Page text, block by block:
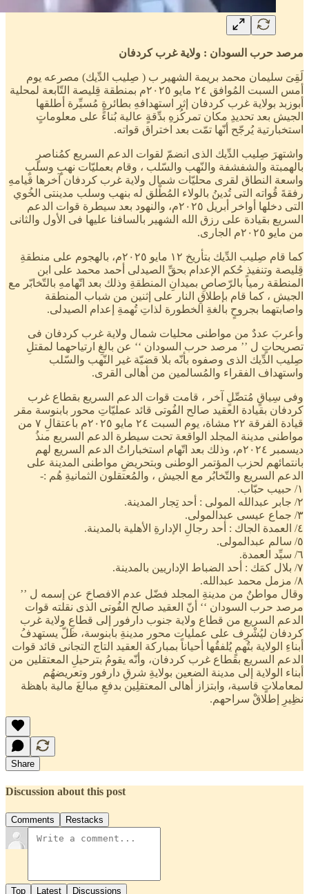
مرصد حرب السودان : ولاية غرب كردفان
لَقِىَ سليمان محمد بريمة الشهير ب ( صِليب الدِّيك) مصرعه يوم
أمس السبت المُوافق ٢٤ مايو ٢٠٢٥م بمنطقة قِليصة التّابعة لمحلية
أبوزبد بولاية غرب كردفان إثر استهدافهِ بطائرةٍ مُسيِّرة أطلقها
الجيش بعد تحديدِ مكان تمركُزهِ بدِّقةٍ عالية بُناءً على معلوماتٍ
استخبارتية يُرجّح أنّها تمّت بعد اختراق قواته.
واشتهرَ صِليب الدِّيك الذى انضمّ لقوات الدعم السريع كمُناصرٍ
بالهمبتة والشفشفة والنّهب والسّلب ، وقام بعمليّات نهبٍ وسلبٍ
واسعة النطاق لقرى محليّات شمال ولاية غرب كردفان آخرها قيامهِ
رفقةَ قُواته التى تُدينُ بالولاء المُطْلق له بنهب وسلب مدينتى الخُوي
التى دخلها أواخر أبريل ٢٠٢٥م، والنهود بعد سيطرة قوات الدعم
السريع بقيادة على رزق الله الشهير بالسافنا عليها فى الأول والثانى
من مايو ٢٠٢٥م الجارى.
كما قام صِليب الدِّيك بتأريخ ١٢ مايو ٢٠٢٥م، بالهجوم على منطقةِ
قِليصة وتنفيذ حُكم الإعدام بحقِّ الصيدلى أحمد محمد على ابن
المنطقة رمياً بالرّصاصِ بميدانِ المنطقةِ وذلك بعد اتّهامهِ بالتّخابّر مع
الجيش ، كما قام بإطلاقِ النار على إثنين من شباب المنطقة
واصابتهما بجروحٍ بالغةِ الخطورة لذاتِ تُهمةِ إعدام الصيدلى.
وأعربَ عددٌ من مواطنى محليات شمال ولاية غرب كردفان فى
تصريحاتٍ ل ’’ مرصد حرب السودان ‘‘ عن بالغِ ارتياحهما لمقتلِ
صِليب الدِّيك الذى وصفوه بأنّه بلا قضيّة غير النّهب والسّلب
واستهداف الفقراء والمُسالمين من أهالى القرى.
وفى سِياقٍ مُتصِّلٍ آخر ، قامت قوات الدعم السريع بقطاع غرب
كردفان بقيادة العقيد صالح الفُوتى قائد عمليّاتِ محور بابنوسة مقر
قيادة الفرقة ٢٢ مشاة، يوم السبت ٢٤ مايو ٢٠٢٥م باعتقالِ ٧ من
مواطنى مدينة المجلد الواقعة تحت سيطرة الدعم السريع منذُ
ديسمبر ٢٠٢٤م، وذلك بعد اتّهام استخباراتُ الدعم السريع لهم
بانتمائهم لحزب المؤتمر الوطنى وبتحريضِ مواطنى المدينة على
الدعم السريع والتّخابُر مع الجيش ، والمُعتقلون الثمانيةِ هُم :-
١/ حبيب حبّاب.
٢/ جابر عبدالله المولى : أحد تِجار المدينة.
٣/ جماع عيسى عبدالمولى.
٤/ العمدة الجاك : أحد رجالِ الإدارةِ الأهلية بالمدينة.
٥/ سالم عبدالمولى.
٦/ سيِّد العمدة.
٧/ بلال كمَك : أحد الضباط الإداريين بالمدينة.
٨/ مزمل محمد عبدالله.
وقال مواطنٌ من مدينةِ المجلد فضّل عدم الافصاحَ عن إسمه ل ’’
مرصد حرب السودان ‘‘ أنّ العقيد صالح الفُوتى الذى نقلته قوات
الدعم السريع من قطاع ولاية جنوب دارفور إلى قطاعِ ولاية غرب
كردفان ليُشْرِف على عمليات محور مدينةِ بابنوسة، ظلّ يستهدفُ
أبناءِ الولاية بتُهمٍ يُلفقُها أحياناً بمباركة العقيد التاج التجانى قائد قوات
الدعم السريع بقطاع غرب كردفان، وأنّه يقومُ بترحيلِ المعتقلين من
أبناء الولاية إلى مدينة الضعين بولايةِ شرقِ دارفور وتعريضهُم
لمعاملاتٍ قاسية، وابتزاز أهالى المعتقلِين بدفعِ مبالغَ مالية باهظة
نظِيرِ إطلاقْ سراحهم.
Share
Discussion about this post
Comments Restacks
Top Latest Discussions